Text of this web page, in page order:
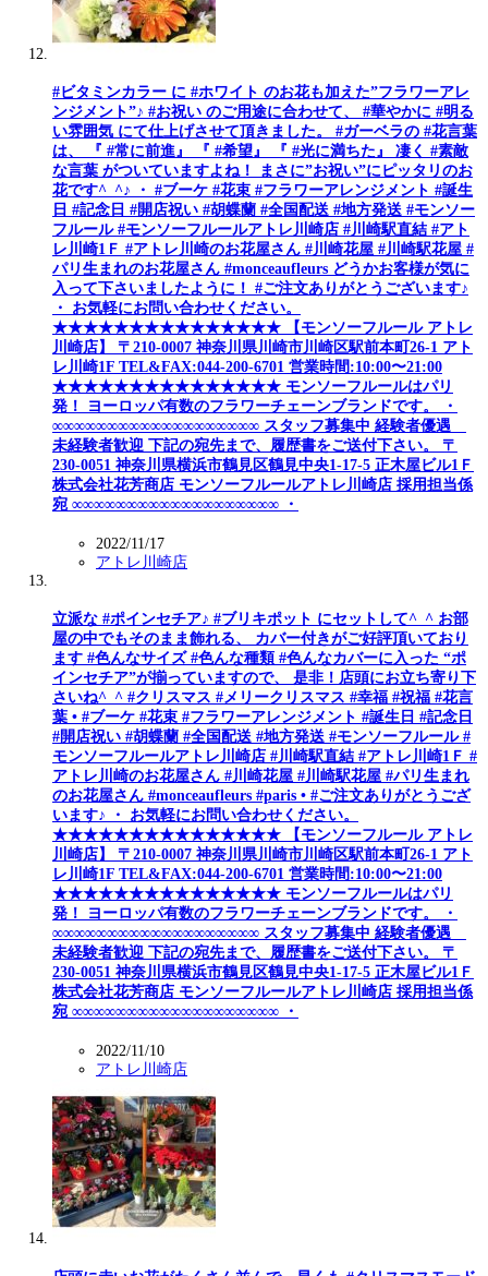
#ビタミンカラー に #ホワイト のお花も加えた”フラワーアレ
ンジメント”♪ #お祝い のご用途に合わせて、 #華やかに #明る
い雰囲気 にて仕上げさせて頂きました。 #ガーベラの #花言葉
は、 『 #常に前進』 『 #希望』 『 #光に満ちた』 凄く #素敵
な言葉 がついていますよね！ まさに”お祝い”にピッタリのお
花です^_^♪ ・ #ブーケ #花束 #フラワーアレンジメント #誕生
日 #記念日 #開店祝い #胡蝶蘭 #全国配送 #地方発送 #モンソー
フルール #モンソーフルールアトレ川崎店 #川崎駅直結 #アト
レ川崎1Ｆ #アトレ川崎のお花屋さん #川崎花屋 #川崎駅花屋 #
パリ生まれのお花屋さん #monceaufleurs どうかお客様が気に
入って下さいましたように！ #ご注文ありがとうございます♪
・ お気軽にお問い合わせください。
★★★★★★★★★★★★★★★ 【モンソーフルール アトレ
川崎店】 〒210-0007 神奈川県川崎市川崎区駅前本町26-1 アト
レ川崎1F TEL&FAX:044-200-6701 営業時間:10:00〜21:00
★★★★★★★★★★★★★★★ モンソーフルールはパリ
発！ ヨーロッパ有数のフラワーチェーンブランドです。 ・
∞∞∞∞∞∞∞∞∞∞∞∞∞∞∞∞∞∞∞ スタッフ募集中 経験者優遇
未経験者歓迎 下記の宛先まで、履歴書をご送付下さい。 〒
230-0051 神奈川県横浜市鶴見区鶴見中央1-17-5 正木屋ビル1Ｆ
株式会社花芳商店 モンソーフルールアトレ川崎店 採用担当係
宛 ∞∞∞∞∞∞∞∞∞∞∞∞∞∞∞∞∞∞∞ ・
2022/11/17
アトレ川崎店
立派な #ポインセチア♪ #ブリキポット にセットして^_^ お部
屋の中でもそのまま飾れる、 カバー付きがご好評頂いており
ます #色んなサイズ #色んな種類 #色んなカバーに入った “ポ
インセチア”が揃っていますので、 是非！店頭にお立ち寄り下
さいね^_^ #クリスマス #メリークリスマス #幸福 #祝福 #花言
葉 • #ブーケ #花束 #フラワーアレンジメント #誕生日 #記念日
#開店祝い #胡蝶蘭 #全国配送 #地方発送 #モンソーフルール #
モンソーフルールアトレ川崎店 #川崎駅直結 #アトレ川崎1Ｆ #
アトレ川崎のお花屋さん #川崎花屋 #川崎駅花屋 #パリ生まれ
のお花屋さん #monceaufleurs #paris • #ご注文ありがとうござ
います♪ ・ お気軽にお問い合わせください。
★★★★★★★★★★★★★★★ 【モンソーフルール アトレ
川崎店】 〒210-0007 神奈川県川崎市川崎区駅前本町26-1 アト
レ川崎1F TEL&FAX:044-200-6701 営業時間:10:00〜21:00
★★★★★★★★★★★★★★★ モンソーフルールはパリ
発！ ヨーロッパ有数のフラワーチェーンブランドです。 ・
∞∞∞∞∞∞∞∞∞∞∞∞∞∞∞∞∞∞∞ スタッフ募集中 経験者優遇
未経験者歓迎 下記の宛先まで、履歴書をご送付下さい。 〒
230-0051 神奈川県横浜市鶴見区鶴見中央1-17-5 正木屋ビル1Ｆ
株式会社花芳商店 モンソーフルールアトレ川崎店 採用担当係
宛 ∞∞∞∞∞∞∞∞∞∞∞∞∞∞∞∞∞∞∞ ・
2022/11/10
アトレ川崎店